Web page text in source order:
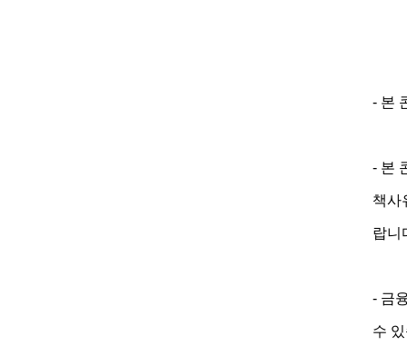
- 본
- 본
책사
랍니
- 금
수